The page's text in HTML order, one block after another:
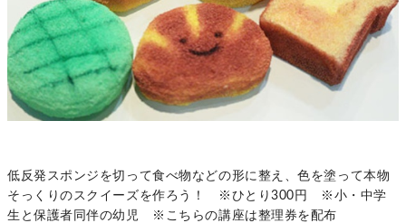
低反発スポンジを切って食べ物などの形に整え、色を塗って本物
そっくりのスクイーズを作ろう！ ※ひとり300円 ※小・中学
生と保護者同伴の幼児 ※こちらの講座は整理券を配布